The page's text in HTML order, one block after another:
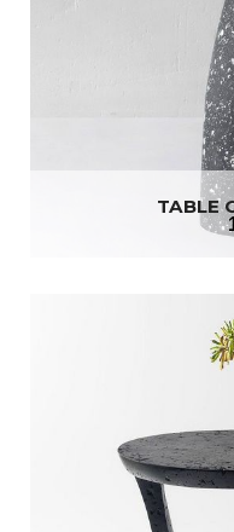
TABLE